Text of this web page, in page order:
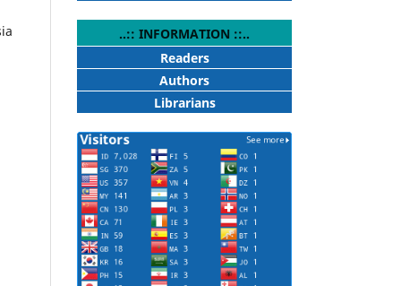
..:: INFORMATION ::..
Readers
Authors
Librarians